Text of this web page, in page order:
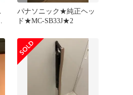
パナソニック★純正ヘッ
ド★MC-SB33J★2